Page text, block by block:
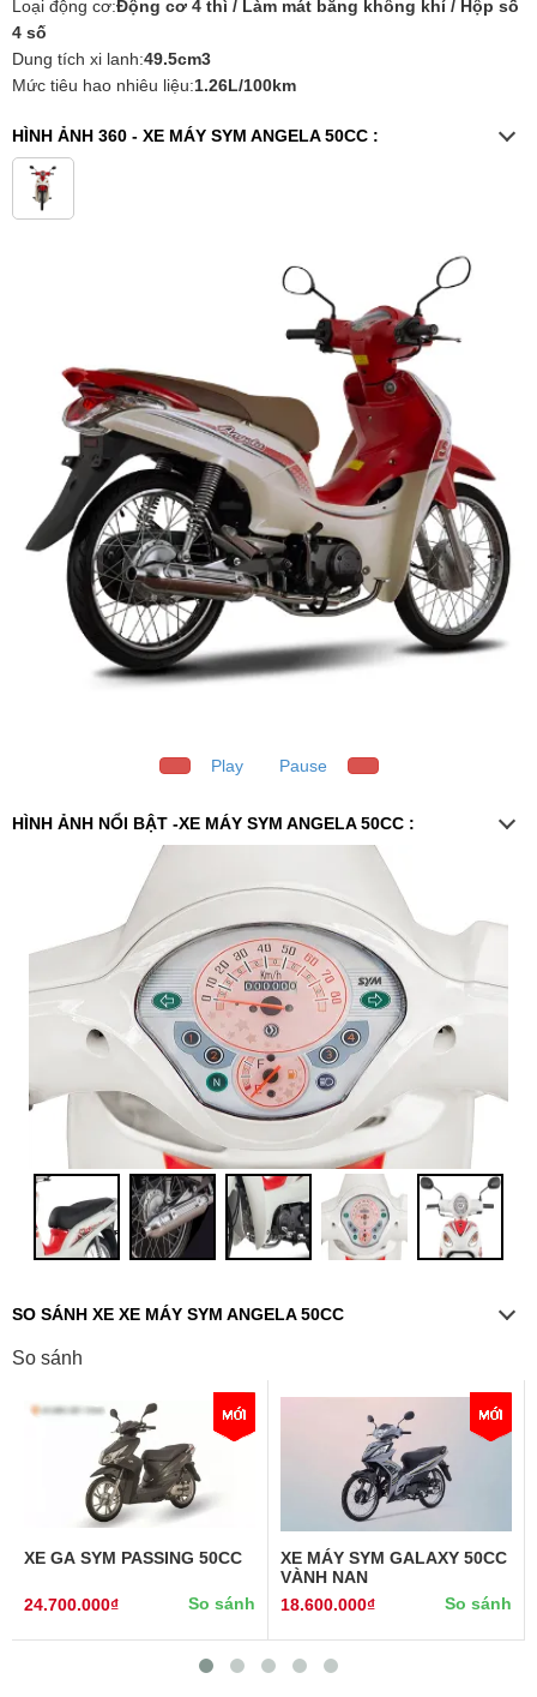
Loại động cơ:Động cơ 4 thì / Làm mát bằng không khí / Hộp số
4 số
Dung tích xi lanh:49.5cm3
Mức tiêu hao nhiêu liệu:1.26L/100km
HÌNH ẢNH 360 - XE MÁY SYM ANGELA 50CC :
Play Pause
HÌNH ẢNH NỔI BẬT -XE MÁY SYM ANGELA 50CC :
SO SÁNH XE XE MÁY SYM ANGELA 50CC
So sánh
XE GA SYM PASSING 50CC
24.700.000₫ So sánh
XE MÁY SYM GALAXY 50CC
VÀNH NAN
18.600.000₫
So sánh